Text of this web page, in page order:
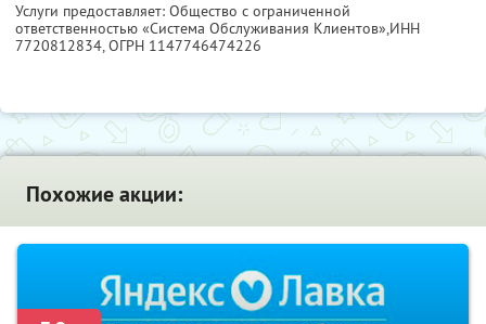
Услуги предоставляет: Общество с ограниченной
ответственностью «Система Обслуживания Клиентов»,ИНН
7720812834, ОГРН 1147746474226
Похожие акции: